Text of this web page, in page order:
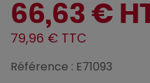
66,63 €
79,96 € TTC
Référence : E71093